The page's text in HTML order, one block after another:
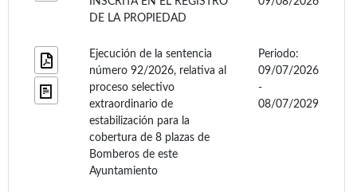
DE LA PROPIEDAD
Ejecución de la sentencia
número 92/2026, relativa al
proceso selectivo
extraordinario de
estabilización para la
cobertura de 8 plazas de
Bomberos de este
Ayuntamiento
Periodo:
09/07/2026
-
08/07/2029